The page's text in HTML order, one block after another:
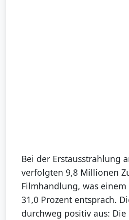
Bei der Erstausstrahlung
verfolgten 9,8 Millionen
Filmhandlung, was
31,0 Prozent entsprach.
durchweg positiv aus: Die